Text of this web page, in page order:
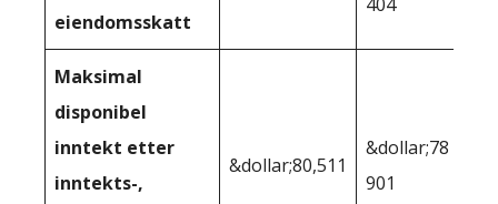
eiendomsskatt
Maksimal
disponibel
inntekt etter
inntekts-,
&dollar;80,511
&dollar;78
901